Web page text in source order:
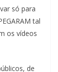
só para
tal
os vídeos
de